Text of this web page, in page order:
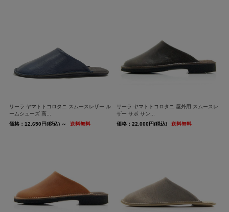
リーラ ヤマトトコロタニ スムースレザー ル
ームシューズ 高...
価格：12,650円(税込) ～ 送料無料
リーラ ヤマトトコロタニ 屋外用 スムースレ
ザー サボ サン...
価格：22,000円(税込)
送料無料